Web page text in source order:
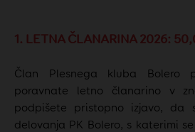
1. LETNA ČLANARINA 2026:
Član Plesnega kluba Bolero
poravnate letno članarino v
podpišete pristopno izjavo, da
delovanja PK Bolero, s katerimi